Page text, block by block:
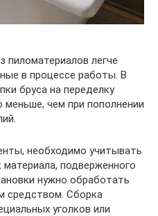
пиломатериалов легче
в процессе работы. В
бруса на переделку
чем при пополнении
необходимо учитывать
подверженного
нужно обработать
средством. Сборка
уголков или